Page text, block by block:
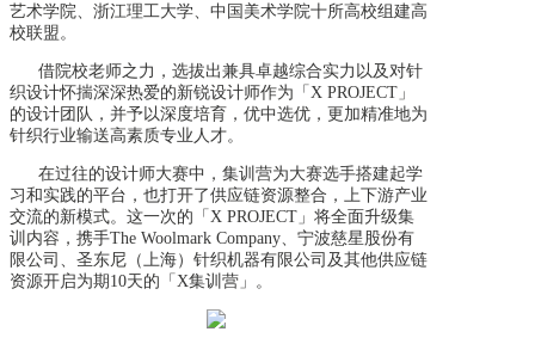
艺术学院、浙江理工大学、中国美术学院十所高校组建高
校联盟。
借院校老师之力，选拔出兼具卓越综合实力以及对针
织设计怀揣深深热爱的新锐设计师作为「X PROJECT」
的设计团队，并予以深度培育，优中选优，更加精准地为
针织行业输送高素质专业人才。
在过往的设计师大赛中，集训营为大赛选手搭建起学
习和实践的平台，也打开了供应链资源整合，上下游产业
交流的新模式。这一次的「X PROJECT」将全面升级集
训内容，携手The Woolmark Company、宁波慈星股份有
限公司、圣东尼（上海）针织机器有限公司及其他供应链
资源开启为期10天的「X集训营」。